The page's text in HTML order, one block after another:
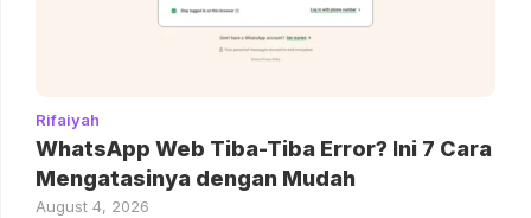
Rifaiyah
WhatsApp Web Tiba-Tiba Error? Ini 7 Cara
Mengatasinya dengan Mudah
August 4, 2026